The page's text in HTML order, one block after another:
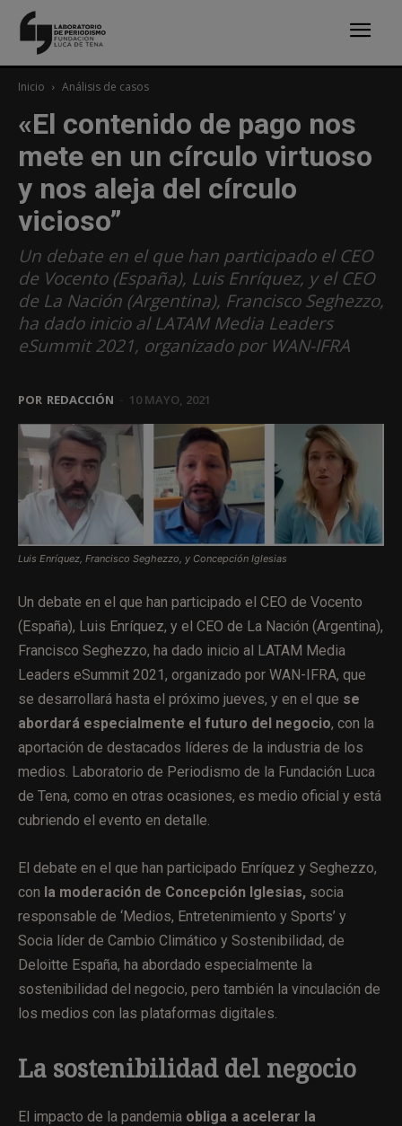
Inicio Análisis de casos
«El contenido de pago nos
mete en un círculo virtuoso
y nos aleja del círculo
vicioso”
Un debate en el que han participado el CEO
de Vocento (España), Luis Enríquez, y el CEO
de La Nación (Argentina), Francisco Seghezzo,
ha dado inicio al LATAM Media Leaders
eSummit 2021, organizado por WAN-IFRA
POR REDACCIÓN 10 MAYO, 2021
Luis Enríquez, Francisco Seghezzo, y Concepción Iglesias
Un debate en el que han participado el CEO de Vocento
(España), Luis Enríquez, y el CEO de La Nación (Argentina),
Francisco Seghezzo, ha dado inicio al LATAM Media
Leaders eSummit 2021, organizado por WAN-IFRA, que
se desarrollará hasta el próximo jueves, y en el que se
abordará especialmente el futuro del negocio, con la
aportación de destacados líderes de la industria de los
medios. Laboratorio de Periodismo de la Fundación Luca
de Tena, como en otras ocasiones, es medio oficial y está
cubriendo el evento en detalle.
El debate en el que han participado Enríquez y Seghezzo,
con la moderación de Concepción Iglesias, socia
responsable de ‘Medios, Entretenimiento y Sports’ y
Socia líder de Cambio Climático y Sostenibilidad, de
Deloitte España, ha abordado especialmente la
sostenibilidad del negocio, pero también la vinculación de
los medios con las plataformas digitales.
La sostenibilidad del negocio
El impacto de la pandemia obliga a acelerar la